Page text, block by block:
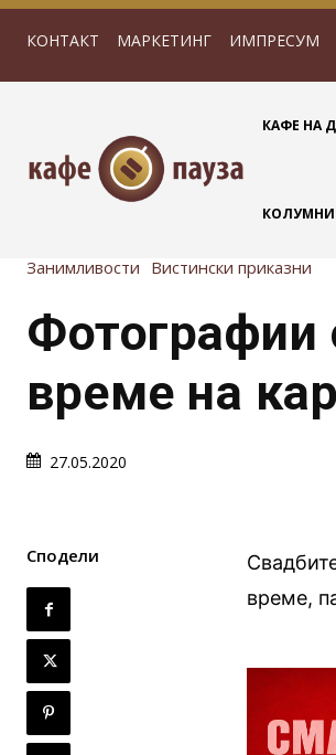
КОНТАКТ МАРКЕТИНГ ИМПРЕСУМ
КАФЕ НА
КОЛУМНИ
Занимливости Вистински приказни
Фотографии
време на
27.05.2020
Сподели
време,